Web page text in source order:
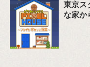
東京ス
な家か